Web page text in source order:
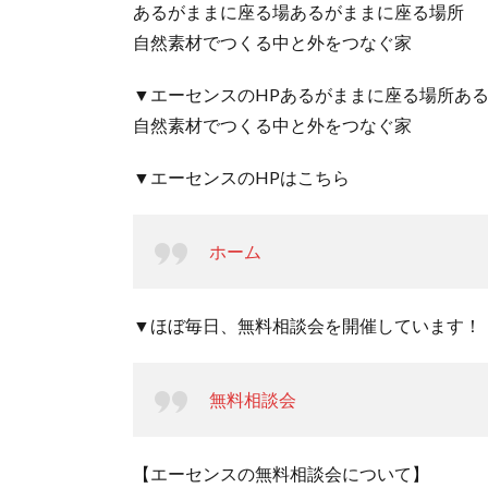
あるがままに座る場あるがままに座る場所
自然素材でつくる中と外をつなぐ家
▼エーセンスのHPあるがままに座る場所あ
自然素材でつくる中と外をつなぐ家
▼エーセンスのHPはこちら
ホーム
▼ほぼ毎日、無料相談会を開催しています！
無料相談会
【エーセンスの無料相談会について】